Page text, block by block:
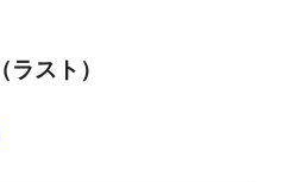
スト）